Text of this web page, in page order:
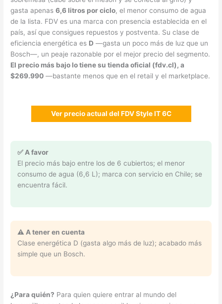
gasta apenas6,6 litros por ciclo, el menor consumo de agua
de la lista. FDV es una marca con presencia establecida en el
país, así que consigues repuestos y postventa. Su clase de
eficiencia energética es D —gasta un poco más de luz que un
Bosch—, un peaje razonable por el mejor precio del segmento.
El precio más bajo lo tiene su tienda oficial (fdv.cl), a
$269.990 —bastante menos que en el retail y el marketplace.
Ver precio actual del FDV Style IT 6C
✅ A favor
El precio más bajo entre los de 6 cubiertos; el menor
consumo de agua (6,6 L); marca con servicio en Chile; se
encuentra fácil.
⚠️ A tener en cuenta
Clase energética D (gasta algo más de luz); acabado más
simple que un Bosch.
¿Para quién? Para quien quiere entrar al mundo del